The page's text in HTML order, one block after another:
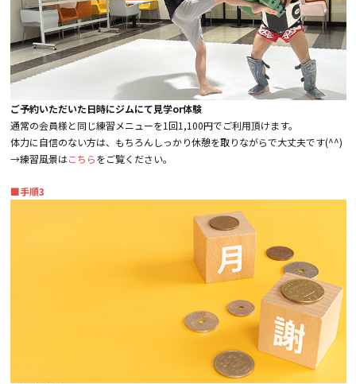
ご予約いただいた日時にジムにて見学or体験
通常の会員様と同じ練習メニューを1回1,100円でご利用頂けます。
体力に自信のない方は、もちろんしっかり休憩を取りながらで大丈夫です(^^)
→練習風景はこちらをご覧ください。
■手順3